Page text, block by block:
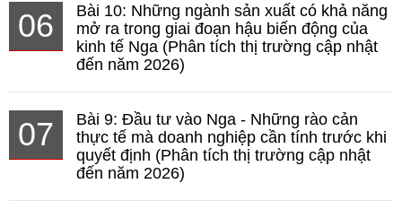
06
Bài 10: Những ngành sản xuất có khả năng
mở ra trong giai đoạn hậu biến động của
kinh tế Nga (Phân tích thị trường cập nhật
đến năm 2026)
07
Bài 9: Đầu tư vào Nga - Những rào cản
thực tế mà doanh nghiệp cần tính trước khi
quyết định (Phân tích thị trường cập nhật
đến năm 2026)